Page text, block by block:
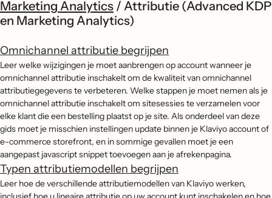
Marketing Analytics / Attributie (Advanced KDP
en Marketing Analytics)
Omnichannel attributie begrijpen
Leer welke wijzigingen je moet aanbrengen op account wanneer je
omnichannel attributie inschakelt om de kwaliteit van omnichannel
attributiegegevens te verbeteren. Welke stappen je moet nemen als je
omnichannel attributie inschakelt om sitesessies te verzamelen voor
elke klant die een bestelling plaatst op je site. Als onderdeel van deze
gids moet je misschien instellingen update binnen je Klaviyo account of
e-commerce storefront, en in sommige gevallen moet je een
aangepast javascript snippet toevoegen aan je afrekenpagina.
Typen attributiemodellen begrijpen
Leer hoe de verschillende attributiemodellen van Klaviyo werken,